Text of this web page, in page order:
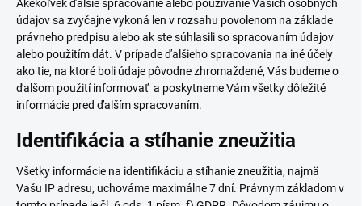
Akékoľvek ďalšie spracovanie alebo používanie Vašich osobných
údajov sa zvyčajne vykoná len v rozsahu povolenom na základe
právneho predpisu alebo ak ste súhlasili so spracovaním údajov
alebo použitím dát. V prípade ďalšieho spracovania na iné účely
ako tie, na ktoré boli údaje pôvodne zhromaždené, Vás budeme o
ďalšom použití informovať a poskytneme Vám všetky dôležité
informácie pred ďalším spracovaním.
Identifikácia a stíhanie zneužitia
Všetky informácie na identifikáciu a stíhanie zneužitia, najmä
Vašu IP adresu, uchováme maximálne 7 dní. Právnym základom v